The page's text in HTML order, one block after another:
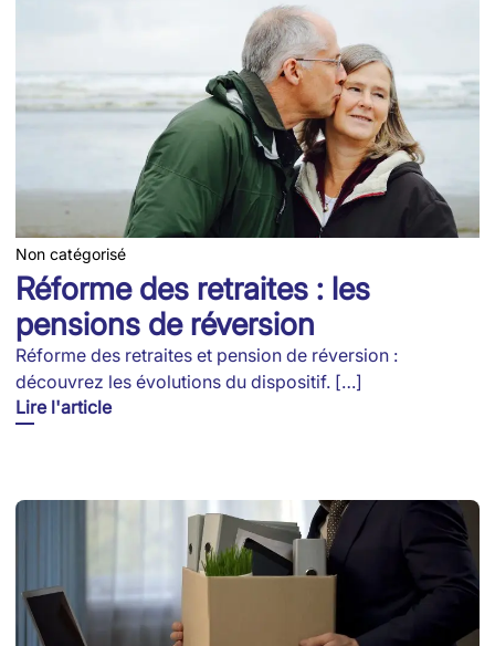
Non catégorisé
Réforme des retraites : les
pensions de réversion
Réforme des retraites et pension de réversion :
découvrez les évolutions du dispositif. […]
Lire l'article